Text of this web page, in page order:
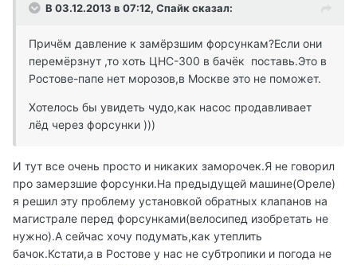
В 03.12.2013 в 07:12, Спайк сказал:
Причём давление к замёрзшим форсункам?Если они
перемёрзнут ,то хоть ЦНС-300 в бачёк поставь.Это в
Ростове-папе нет морозов,в Москве это не поможет.
Хотелось бы увидеть чудо,как насос продавливает
лёд через форсунки )))
И тут все очень просто и никаких заморочек.Я не говорил
про замерзшие форсунки.На предыдущей машине(Ореле)
я решил эту проблему установкой обратных клапанов на
магистрале перед форсунками(велосипед изобретать не
нужно).А сейчас хочу подумать,как утеплить
бачок.Кстати,а в Ростове у нас не субтропики и погода не